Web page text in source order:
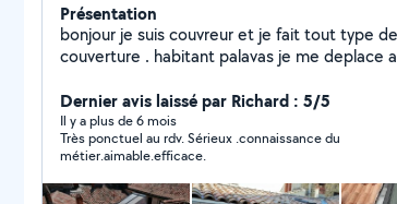
Présentation
bonjour je suis couvreur et je fait tout type de
couverture . habitant palavas je me deplace
Dernier avis laissé par Richard : 5/5
Il y a plus de 6 mois
Très ponctuel au rdv. Sérieux .connaissance du
métier.aimable.efficace.